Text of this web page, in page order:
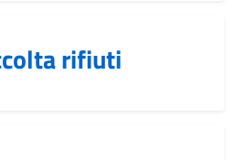
rifiuti